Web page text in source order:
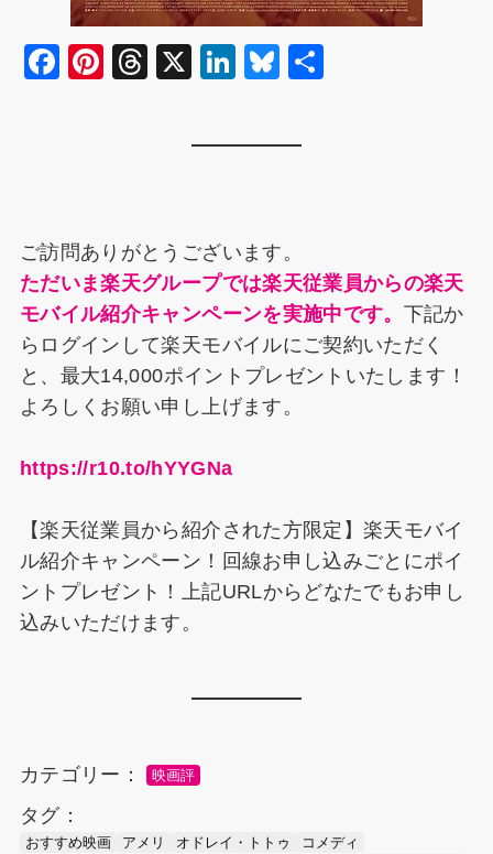
F
o
o
k
Pi
T
s
X
Li
n
Bl
y
ご訪問ありがとうございます。
ただいま楽天グループでは楽天従業員からの楽天
モバイル紹介キャンペーンを実施中です。 下記か
らログインして楽天モバイルにご契約いただく
と、最大14,000ポイントプレゼントいたします！
よろしくお願い申し上げます。
https://r10.to/hYYGNa
【楽天従業員から紹介された方限定】楽天モバイ
ル紹介キャンペーン！回線お申し込みごとにポイ
ントプレゼント！上記URLからどなたでもお申し
込みいただけます。
カテゴリー： 映画評
タグ：
おすすめ映画 アメリ オドレイ・トトゥ
コメディ